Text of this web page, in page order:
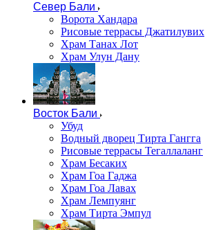
Север Бали
Ворота Хандара
Рисовые террасы Джатилувих
Храм Танах Лот
Храм Улун Дану
Восток Бали
Убуд
Водный дворец Тирта Гангга
Рисовые террасы Тегаллаланг
Храм Бесаких
Храм Гоа Гаджа
Храм Гоа Лавах
Храм Лемпуянг
Храм Тирта Эмпул